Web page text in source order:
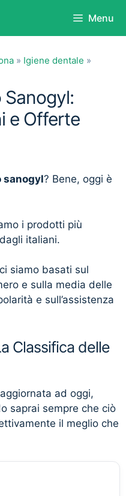
Menu
» Igiene dentale »
e Offerte
? Bene, oggi è
i prodotti più
dagli italiani.
siamo basati sul
e sulla media delle
e sull’assistenza
Classifica delle
ad oggi,
saprai sempre che ciò
il meglio che